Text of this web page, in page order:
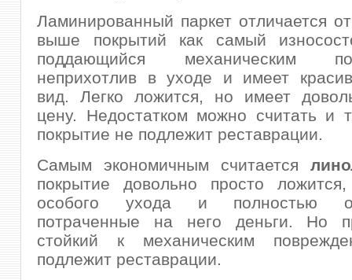
Ламинированный паркет отличается
выше покрытий как самый
поддающийся механическим
неприхотлив в уходе и имеет
вид. Легко ложится, но имеет
цену. Недостатком можно считать и
покрытие не подлежит реставрации.
Самым экономичным считается
покрытие довольно просто
особого ухода и полностью
потраченные на него деньги. Но
стойкий к механическим
подлежит реставрации.